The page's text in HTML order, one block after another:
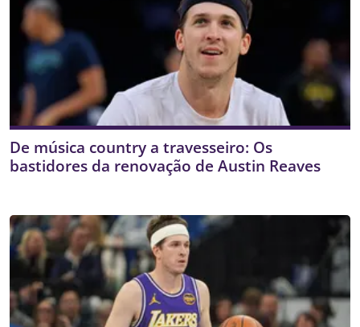
De música country a travesseiro: Os
bastidores da renovação de Austin Reaves